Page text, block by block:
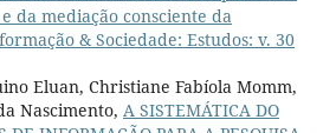
da mediação consciente da
& Sociedade: Estudos: v. 30
Eluan, Christiane Fabíola Momm,
Nascimento, A SISTEMÁTICA DO